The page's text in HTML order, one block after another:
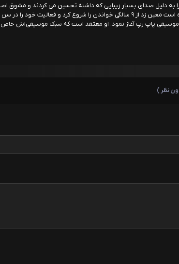
به دلیل صدای بسیار زیبایی که داشته تحسین می کردند و مشوق
سبک های موسیقی پاپ رپ آغاز نمود. او معتقد است که سبک موسیقی‌اش
نظر )